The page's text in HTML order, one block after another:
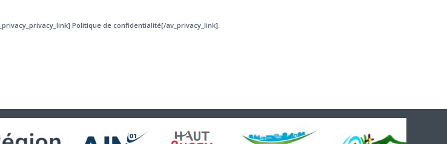
Politique de confidentialité[/av_privacy_link].